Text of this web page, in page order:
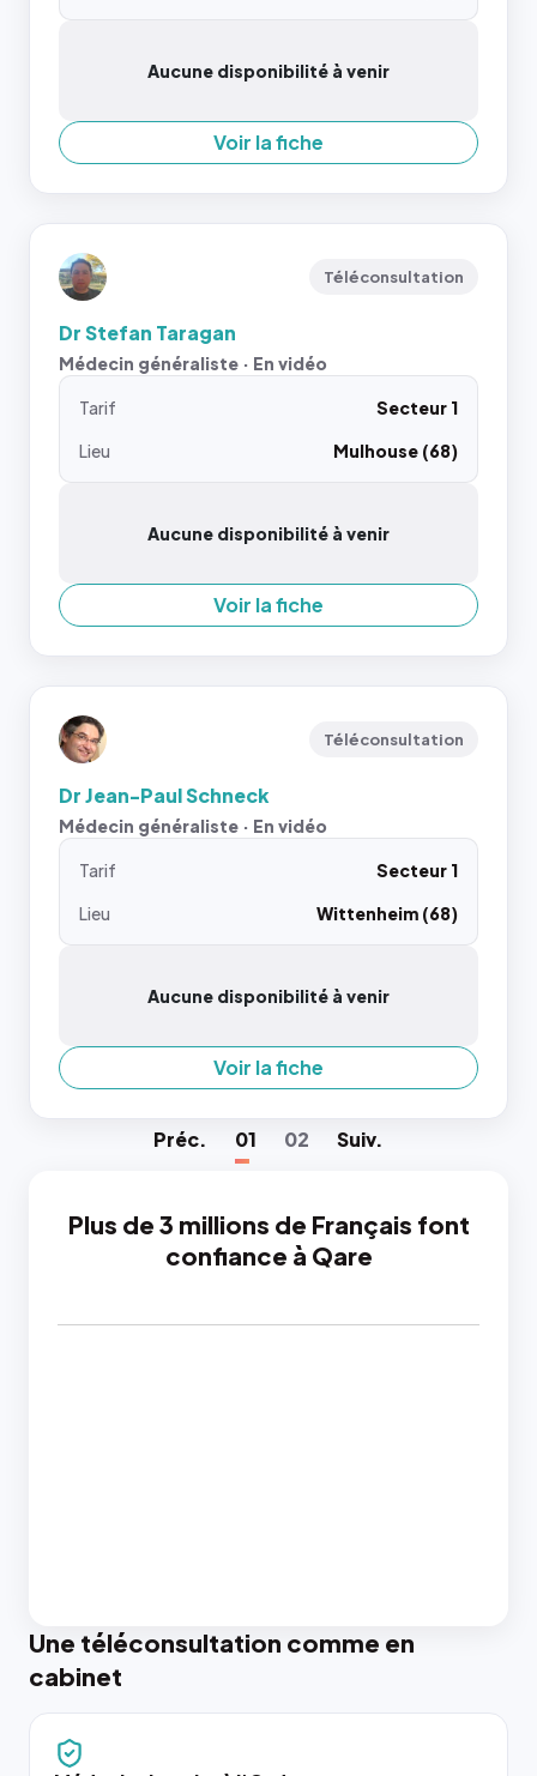
Aucune disponibilité à venir
Voir la fiche
Téléconsultation
Dr Stefan Taragan
Médecin généraliste · En vidéo
Tarif
Secteur 1
Lieu
Mulhouse (68)
Aucune disponibilité à venir
Voir la fiche
Téléconsultation
Dr Jean-Paul Schneck
Médecin généraliste · En vidéo
Tarif
Secteur 1
Lieu
Wittenheim (68)
Aucune disponibilité à venir
Voir la fiche
Préc. 01 02 Suiv.
Plus de 3 millions de Français font
confiance à Qare
Une téléconsultation comme en
cabinet